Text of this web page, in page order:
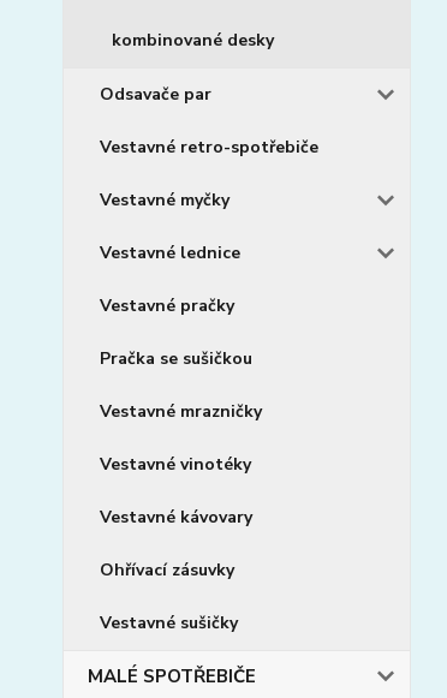
kombinované desky
Odsavače par
Vestavné retro-spotřebiče
Vestavné myčky
Vestavné lednice
Vestavné pračky
Pračka se sušičkou
Vestavné mrazničky
Vestavné vinotéky
Vestavné kávovary
Ohřívací zásuvky
Vestavné sušičky
MALÉ SPOTŘEBIČE